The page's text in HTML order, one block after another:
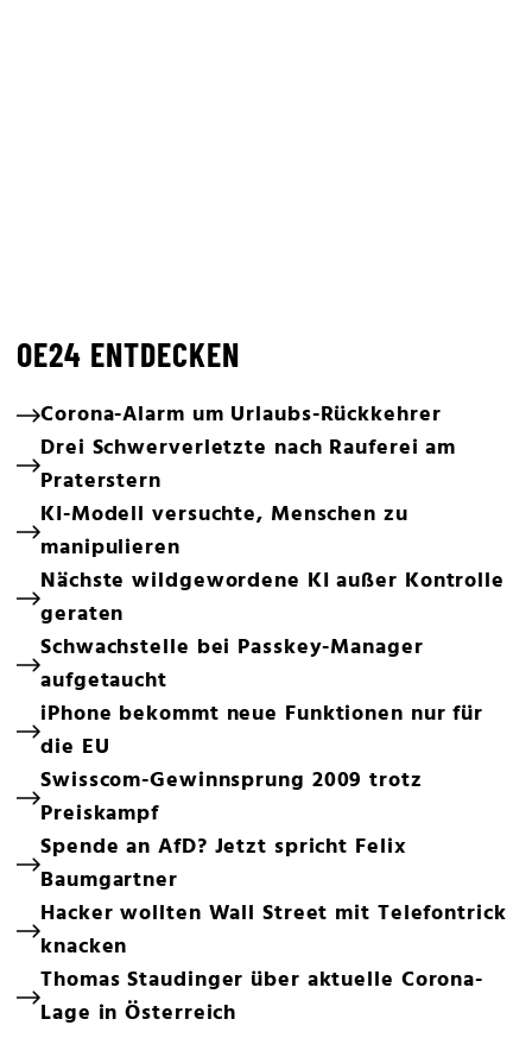
OE24 ENTDECKEN
Corona-Alarm um Urlaubs-Rückkehrer
Drei Schwerverletzte nach Rauferei am
Praterstern
KI-Modell versuchte, Menschen zu
manipulieren
Nächste wildgewordene KI außer Kontrolle
geraten
Schwachstelle bei Passkey-Manager
aufgetaucht
iPhone bekommt neue Funktionen nur für
die EU
Swisscom-Gewinnsprung 2009 trotz
Preiskampf
Spende an AfD? Jetzt spricht Felix
Baumgartner
Hacker wollten Wall Street mit Telefontrick
knacken
Thomas Staudinger über aktuelle Corona-
Lage in Österreich